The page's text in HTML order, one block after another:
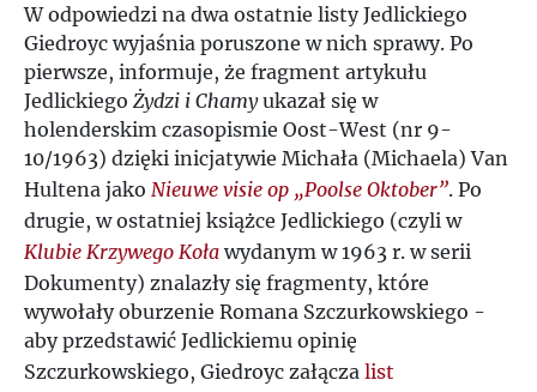
P
R
W odpowiedzi na dwa ostatnie listy Jedlickiego
Giedroyc wyjaśnia poruszone w nich sprawy. Po
pierwsze, informuje, że fragment artykułu
Jedlickiego Żydzi i Chamyukazał się w
holenderskim czasopismie Oost-West (nr 9-
10/1963) dzięki inicjatywie Michała (Michaela) Van
Hultena jako Nieuwe visie op „Poolse Oktober”. Po
drugie, w ostatniej książce Jedlickiego (czyli w
Klubie Krzywego Koła wydanym w 1963 r. w serii
Dokumenty) znalazły się fragmenty, które
wywołały oburzenie Romana Szczurkowskiego -
aby przedstawić Jedlickiemu opinię
Szczurkowskiego, Giedroyc załącza list